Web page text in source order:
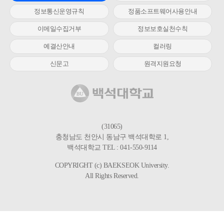
정보통신운영규칙 정품소프트웨어사용안내
이메일수집거부 정보보호실천수칙
예결산안내 컬러링
신문고 원격지원요청
(31065)
충청남도 천안시 동남구 백석대학로 1,
백석대학교 TEL : 041-550-9114
COPYRIGHT (c) BAEKSEOK University.
All Rights Reserved.